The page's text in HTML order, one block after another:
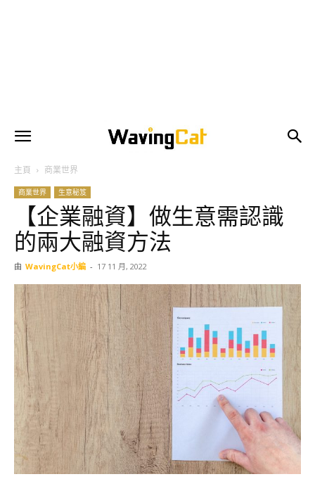
主頁 商業世界
商業世界 生意秘笈
【企業融資】做生意需認識
的兩大融資方法
由 WavingCat小編 - 17 11 月, 2022